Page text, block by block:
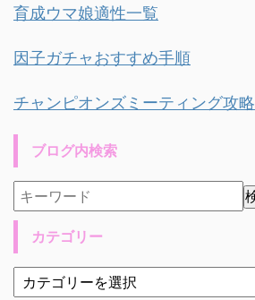
育成ウマ娘適性一覧
因子ガチャおすすめ手順
チャンピオンズミーティング攻略
ブログ内検索
カテゴリー